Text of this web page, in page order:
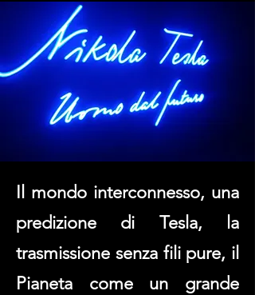
Il mondo interconnesso, una
predizione di Tesla, la
trasmissione senza fili pure, il
Pianeta come un grande